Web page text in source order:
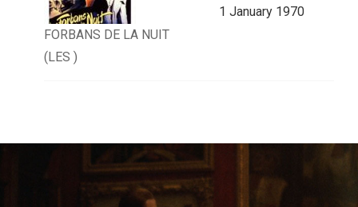
FORBANS DE LA NUIT
(LES )
1 January 1970